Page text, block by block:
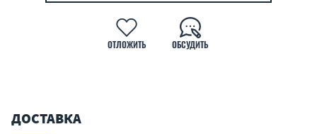
ОТЛОЖИТЬ ОБСУДИТЬ
ДОСТАВКА